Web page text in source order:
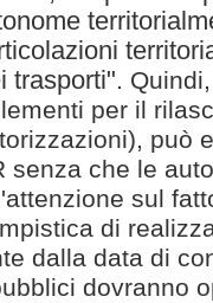
trasporti".
per il
può
senza che le
sul
di
dalla data di
dovranno